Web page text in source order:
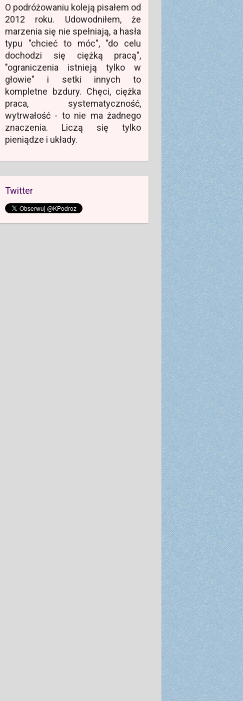
O podróżowaniu koleją pisałem od
2012 roku. Udowodniłem, że
marzenia się nie spełniają, a hasła
typu "chcieć to móc", "do celu
dochodzi się ciężką pracą",
"ograniczenia istnieją tylko w
głowie" i setki innych to
kompletne bzdury. Chęci, ciężka
praca, systematyczność,
wytrwałość - to nie ma żadnego
znaczenia. Liczą się tylko
pieniądze i układy.
Twitter